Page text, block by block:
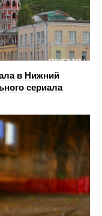
в Нижний
сериала